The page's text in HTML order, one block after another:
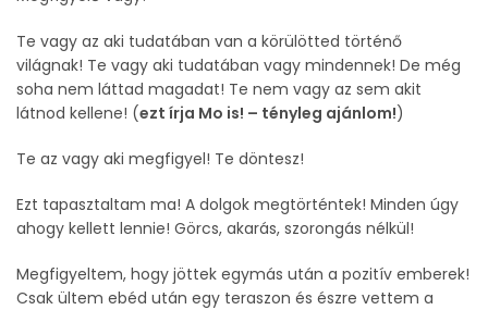
Te vagy az aki tudatában van a körülötted történő
világnak! Te vagy aki tudatában vagy mindennek! De még
soha nem láttad magadat! Te nem vagy az sem akit
látnod kellene! (ezt írja Mo is! – tényleg ajánlom!)
Te az vagy aki megfigyel! Te döntesz!
Ezt tapasztaltam ma! A dolgok megtörténtek! Minden úgy
ahogy kellett lennie! Görcs, akarás, szorongás nélkül!
Megfigyeltem, hogy jöttek egymás után a pozitív emberek!
Csak ültem ebéd után egy teraszon és észre vettem a